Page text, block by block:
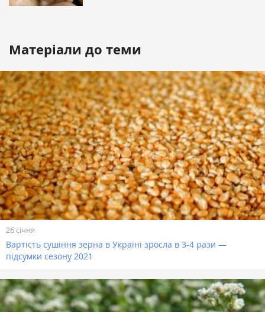
Матеріали до теми
26 січня
Вартість сушіння зерна в Україні зросла в 3-4 рази —
підсумки сезону 2021